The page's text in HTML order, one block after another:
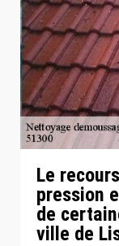
Le
pression
de
ville de